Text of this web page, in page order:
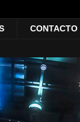
CONTACTO